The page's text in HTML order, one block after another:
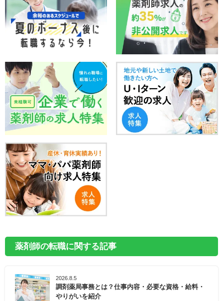
薬剤師の転職に関する記事
2026.8.5
調剤薬局事務とは？仕事内容・必要な資格・給料・
やりがいを紹介